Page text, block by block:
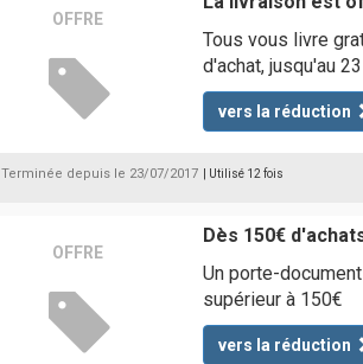
OFFRE
Tous vous livre
d'achat, jusqu'au
vers la réduction
Terminée depuis le 23/07/2017 | Utilisé 12 fois
OFFRE
Dès 150€
Un porte-
supérieur à 150€
vers la réduction